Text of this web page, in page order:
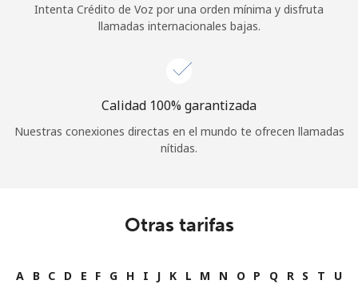
Intenta Crédito de Voz por una orden mínima y disfruta
llamadas internacionales bajas.
Calidad 100% garantizada
Nuestras conexiones directas en el mundo te ofrecen llamadas
nítidas.
Otras tarifas
A B C D E F G H I J K L M N O P Q R S T
U